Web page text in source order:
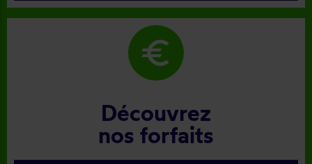
euro
Découvrez
nos forfaits